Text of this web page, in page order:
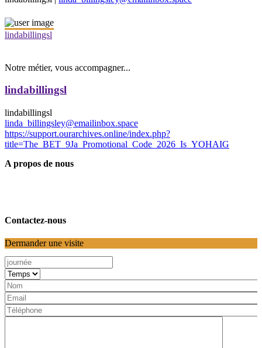
lindabillingsl
Notre métier, vous accompagner...
lindabillingsl
lindabillingsl
linda_billingsley@emailinbox.space
https://support.ourarchives.online/index.php?
title=The_BET_9Ja_Promotional_Code_2026_Is_YOHAIG
A propos de nous
Contactez-nous
Dermander une visite